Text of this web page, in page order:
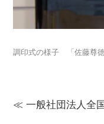
調印式の様子 「佐藤尊
≪ 一般社団法人全